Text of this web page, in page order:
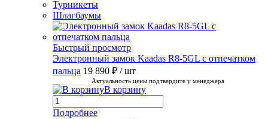
Турникеты
Шлагбаумы
Быстрый просмотр
Электронный замок Kaadas R8-5GL с отпечатком
пальца 19 890 ₽ / шт
Актуальность цены подтвердите у менеджера
В корзину
Подробнее